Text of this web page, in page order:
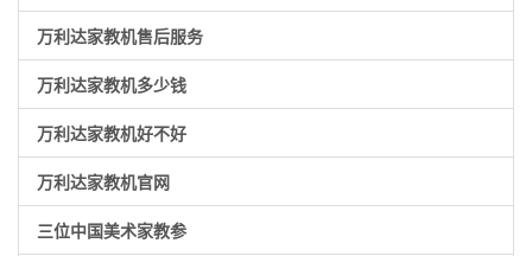
万利达家教机售后服务
万利达家教机多少钱
万利达家教机好不好
万利达家教机官网
三位中国美术家教参